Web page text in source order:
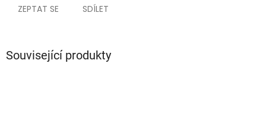
ZEPTAT SE SDÍLET
Související produkty